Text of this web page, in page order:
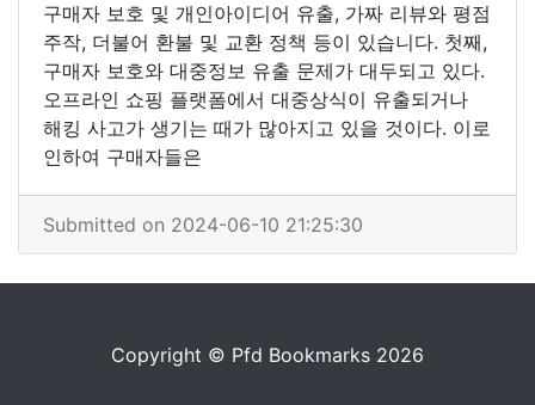
구매자 보호 및 개인아이디어 유출, 가짜 리뷰와 평점
주작, 더불어 환불 및 교환 정책 등이 있습니다. 첫째,
구매자 보호와 대중정보 유출 문제가 대두되고 있다.
오프라인 쇼핑 플랫폼에서 대중상식이 유출되거나
해킹 사고가 생기는 때가 많아지고 있을 것이다. 이로
인하여 구매자들은
Submitted on 2024-06-10 21:25:30
Copyright © Pfd Bookmarks 2026